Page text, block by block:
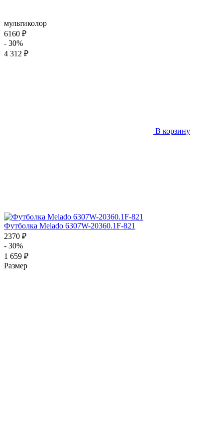
мультиколор
6160 ₽
- 30%
4 312 ₽
В корзину
Футболка Melado 6307W-20360.1F-821
2370 ₽
- 30%
1 659 ₽
Размер